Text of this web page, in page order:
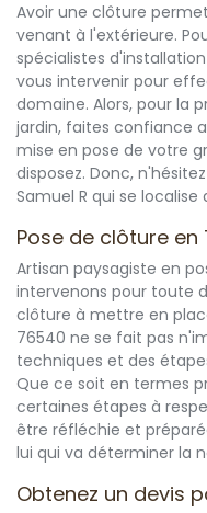
Avoir une clôture
venant à l'extérieure.
spécialistes
vous intervenir pour
domaine. Alors, pour la
jardin, faites confiance
mise en pose de votre
disposez. Donc,
Samuel R qui se localise
Pose de clôture en
Artisan paysagiste en
intervenons pour toute
clôture à mettre en
76540 ne se fait pas
techniques et des
Que ce soit en termes
certaines étapes à
être réfléchie et
lui qui va déterminer la
Obtenez un devis